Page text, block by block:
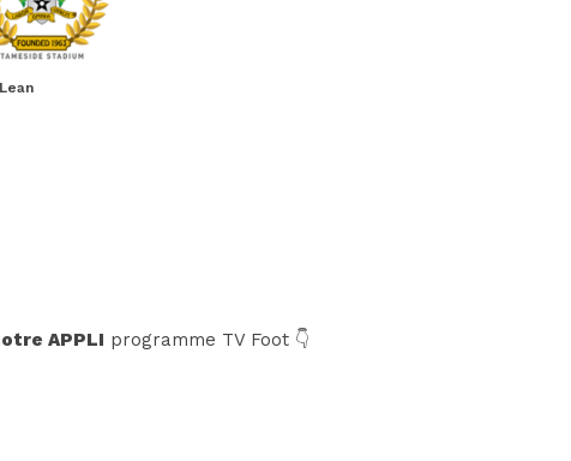
APPLI programme TV Foot 👇